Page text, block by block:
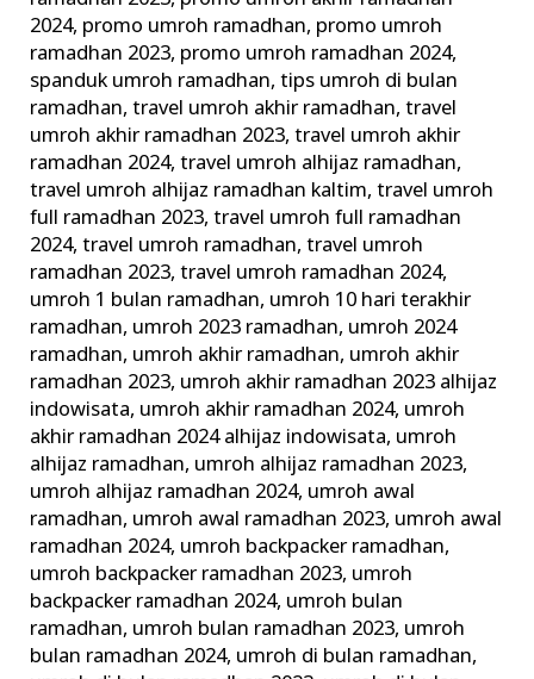
2024, promo umroh ramadhan, promo umroh
ramadhan 2023, promo umroh ramadhan 2024,
spanduk umroh ramadhan,tips umroh di bulan
ramadhan,travel umroh akhir ramadhan,travel
umroh akhir ramadhan 2023,travel umroh akhir
ramadhan 2024,travel umroh alhijaz ramadhan,
travel umroh alhijaz ramadhan kaltim,travel umroh
full ramadhan 2023,travel umroh full ramadhan
2024,travel umroh ramadhan,travel umroh
ramadhan 2023,travel umroh ramadhan 2024,
umroh 1 bulan ramadhan, umroh 10 hari terakhir
ramadhan, umroh 2023 ramadhan, umroh 2024
ramadhan, umroh akhir ramadhan, umroh akhir
ramadhan 2023, umroh akhir ramadhan 2023 alhijaz
indowisata, umroh akhir ramadhan 2024, umroh
akhir ramadhan 2024 alhijaz indowisata, umroh
alhijaz ramadhan, umroh alhijaz ramadhan 2023,
umroh alhijaz ramadhan 2024, umroh awal
ramadhan, umroh awal ramadhan 2023, umroh awal
ramadhan 2024, umroh backpacker ramadhan,
umroh backpacker ramadhan 2023, umroh
backpacker ramadhan 2024, umroh bulan
ramadhan, umroh bulan ramadhan 2023, umroh
bulan ramadhan 2024, umroh di bulan ramadhan,